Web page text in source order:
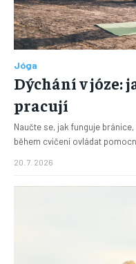
Jóga
Dýchání v józe:
pracují
Naučte se, jak funguje
20. 7. 2026